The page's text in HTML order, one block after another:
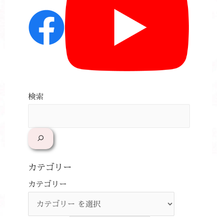
検索
カテゴリー
カテゴリー